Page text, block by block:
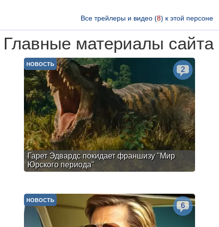
Все трейлеры и видео (8) к этой персоне
Главные материалы сайта
Гарет Эдвардс покидает франшизу "Мир
Юрского периода"
НОВОСТЬ
2
НОВОСТЬ
6